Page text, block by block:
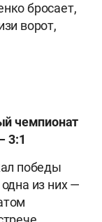
бросает,
ворот,
чемпионат
3:1
победы
из них —